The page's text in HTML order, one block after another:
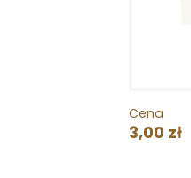
Cena
3,00 zł